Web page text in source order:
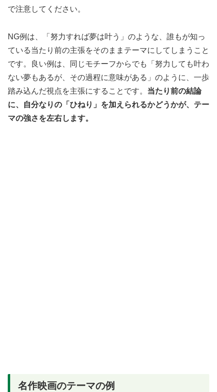
で注意してください。
NG例は、「努力すれば夢は叶う」のような、誰もが知っ
ている当たり前の主張をそのままテーマにしてしまうこと
です。良い例は、同じモチーフからでも「努力しても叶わ
ない夢もあるが、その過程に意味がある」のように、一歩
踏み込んだ視点を主張にすることです。 当たり前の結論
に、自分なりの「ひねり」を加えられるかどうかが、テー
マの強さを左右します。
名作映画のテーマの例